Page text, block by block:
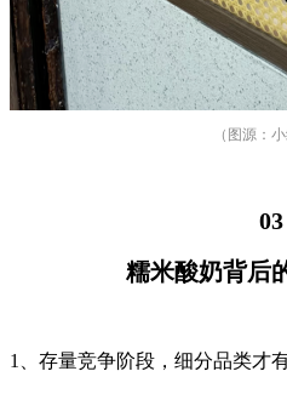
（图源：小
03
糯米酸奶背后
1、存量竞争阶段，细分品类才